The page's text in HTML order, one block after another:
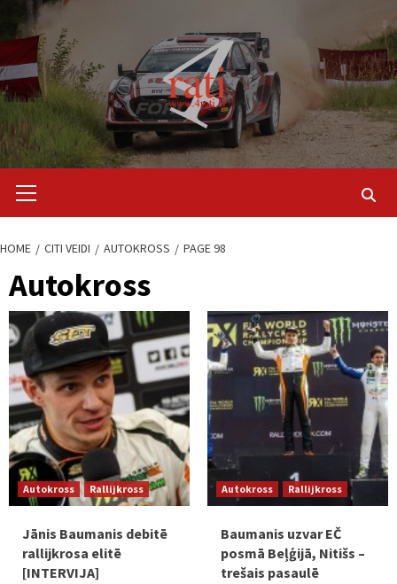
content
Menu
HOME CITI VEIDI AUTOKROSS PAGE 98
Autokross
Autokross Rallijkross
Jānis Baumanis debitē
rallijkrosa elitē
[INTERVIJA]
Autokross Rallijkross
Baumanis uzvar EČ
posmā Beļģijā, Nitišs –
trešais pasaulē